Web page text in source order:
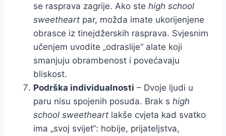
se rasprava zagrije. Ako ste high school
sweetheart par, možda imate ukorijenjene
obrasce iz tinejdžerskih rasprava. Svjesnim
učenjem uvodite „odraslije“ alate koji
smanjuju obrambenost i povećavaju
bliskost.
Podrška individualnosti – Dvoje ljudi u
paru nisu spojenih posuda. Brak s high
school sweetheart lakše cvjeta kad svatko
ima „svoj svijet“: hobije, prijateljstva,